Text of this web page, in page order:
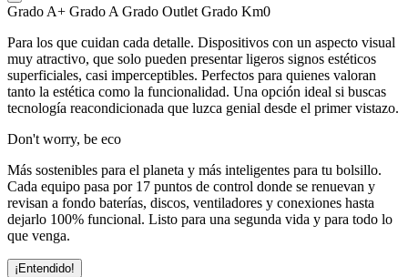
Grado A+ Grado A Grado Outlet Grado Km0
Para los que cuidan cada detalle. Dispositivos con un aspecto visual
muy atractivo, que solo pueden presentar ligeros signos estéticos
superficiales, casi imperceptibles. Perfectos para quienes valoran
tanto la estética como la funcionalidad. Una opción ideal si buscas
tecnología reacondicionada que luzca genial desde el primer vistazo.
Don't worry, be eco
Más sostenibles para el planeta y más inteligentes para tu bolsillo.
Cada equipo pasa por 17 puntos de control donde se renuevan y
revisan a fondo baterías, discos, ventiladores y conexiones hasta
dejarlo 100% funcional. Listo para una segunda vida y para todo lo
que venga.
¡Entendido!